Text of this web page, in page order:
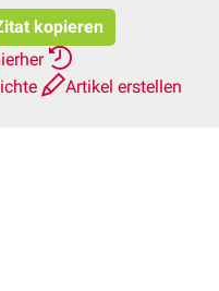
kopieren
Artikel erstellen